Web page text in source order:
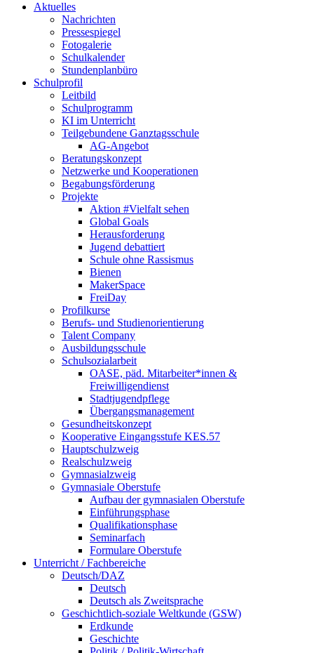
Aktuelles
Nachrichten
Pressespiegel
Fotogalerie
Schulkalender
Stundenplanbüro
Schulprofil
Leitbild
Schulprogramm
KI im Unterricht
Teilgebundene Ganztagsschule
AG-Angebot
Beratungskonzept
Netzwerke und Kooperationen
Begabungsförderung
Projekte
Aktion #Vielfalt sehen
Global Goals
Herausforderung
Jugend debattiert
Schule ohne Rassismus
Bienen
MakerSpace
FreiDay
Profilkurse
Berufs- und Studienorientierung
Talent Company
Ausbildungsschule
Schulsozialarbeit
OASE, päd. Mitarbeiter*innen &
Freiwilligendienst
Stadtjugendpflege
Übergangsmanagement
Gesundheitskonzept
Kooperative Eingangsstufe KES.57
Hauptschulzweig
Realschulzweig
Gymnasialzweig
Gymnasiale Oberstufe
Aufbau der gymnasialen Oberstufe
Einführungsphase
Qualifikationsphase
Seminarfach
Formulare Oberstufe
Unterricht / Fachbereiche
Deutsch/DAZ
Deutsch
Deutsch als Zweitsprache
Geschichtlich-soziale Weltkunde (GSW)
Erdkunde
Geschichte